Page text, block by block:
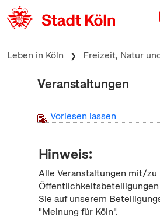
zum Inhalt springen
Leben in Köln Freizeit, Natur
Veranstaltungen
Vorlesen lassen
Hinweis:
Alle Veranstaltungen mit/zu
Öffentlichkeitsbeteiligungen
Sie auf unserem
"Meinung für Köln".